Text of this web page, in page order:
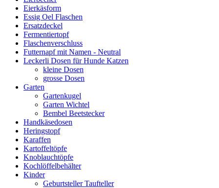
Eierkäsform
Essig Oel Flaschen
Ersatzdeckel
Fermentiertopf
Flaschenverschluss
Futternapf mit Namen - Neutral
Leckerli Dosen für Hunde Katzen
kleine Dosen
grosse Dosen
Garten
Gartenkugel
Garten Wichtel
Bembel Beetstecker
Handkäsedosen
Heringstopf
Karaffen
Kartoffeltöpfe
Knoblauchtöpfe
Kochlöffelbehälter
Kinder
Geburtsteller Taufteller